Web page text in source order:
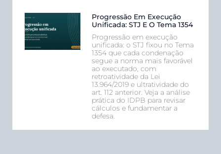
Progressão Em Execução
Unificada: STJ E O Tema 1354
Progressão em execução
unificada: o STJ fixou no Tema
1354 que cada condenação
segue a norma mais favorável
ao executado, com
retroatividade da Lei
13.964/2019 e ultratividade do
art. 112 anterior. Veja a análise
prática do IDPB para revisar
cálculos e fundamentar a
defesa.